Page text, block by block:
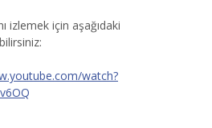
izlemek için aşağıdaki
watch?